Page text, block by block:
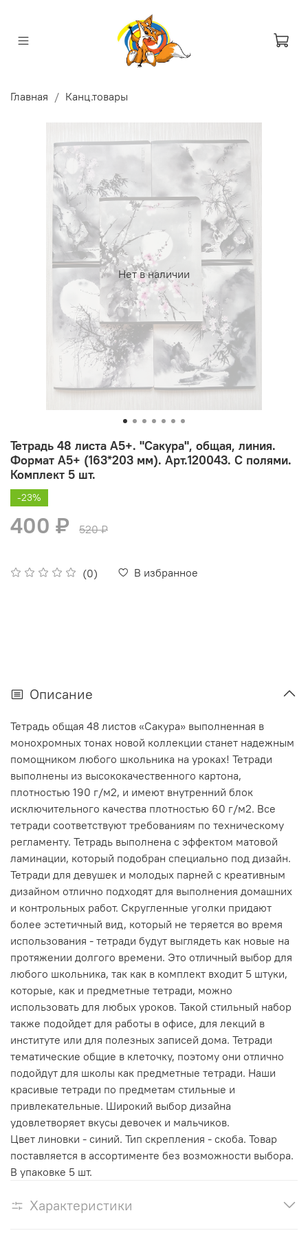
Главная Канц.товары
Нет в наличии
Тетрадь 48 листа А5+. "Сакура", общая, линия.
Формат А5+ (163*203 мм). Арт.120043. С полями.
Комплект 5 шт.
(0) В избранное
-23%
400 ₽ 520 ₽
Описание
Тетрадь общая 48 листов «Сакура» выполненная в
монохромных тонах новой коллекции станет надежным
помощником любого школьника на уроках! Тетради
выполнены из высококачественного картона,
плотностью 190 г/м2, и имеют внутренний блок
исключительного качества плотностью 60 г/м2. Все
тетради соответствуют требованиям по техническому
регламенту. Тетрадь выполнена с эффектом матовой
ламинации, который подобран специально под дизайн.
Тетради для девушек и молодых парней с креативным
дизайном отлично подходят для выполнения домашних
и контрольных работ. Скругленные уголки придают
более эстетичный вид, который не теряется во время
использования - тетради будут выглядеть как новые на
протяжении долгого времени. Это отличный выбор для
любого школьника, так как в комплект входит 5 штуки,
которые, как и предметные тетради, можно
использовать для любых уроков. Такой стильный набор
также подойдет для работы в офисе, для лекций в
институте или для полезных записей дома. Тетради
тематические общие в клеточку, поэтому они отлично
подойдут для школы как предметные тетради. Наши
красивые тетради по предметам стильные и
привлекательные. Широкий выбор дизайна
удовлетворяет вкусы девочек и мальчиков.
Цвет линовки - синий. Тип скрепления - скоба. Товар
поставляется в ассортименте без возможности выбора.
В упаковке 5 шт.
Характеристики